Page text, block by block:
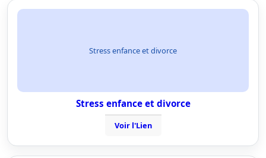
Stress enfance et divorce
Stress enfance et divorce
Voir l'Lien